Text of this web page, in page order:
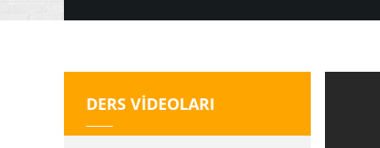
8. Sınıf Videoları
11. Sınıf Videoları
DERS VİDEOLARI